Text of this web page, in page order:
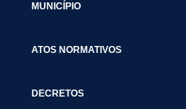
MUNICÍPIO
ATOS NORMATIVOS
DECRETOS